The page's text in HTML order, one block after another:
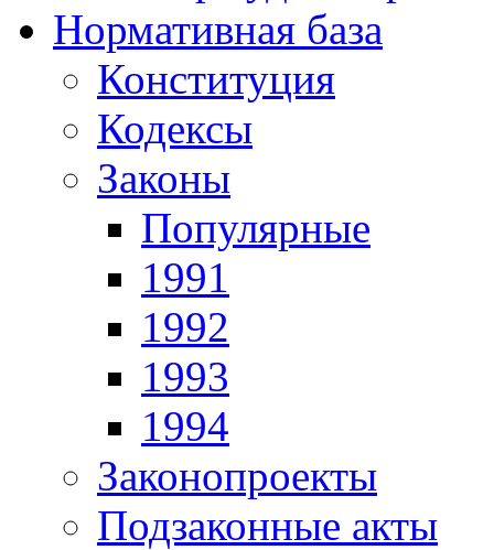
Нормативная база
Конституция
Кодексы
Законы
Популярные
1991
1992
1993
1994
Законопроекты
Подзаконные акты